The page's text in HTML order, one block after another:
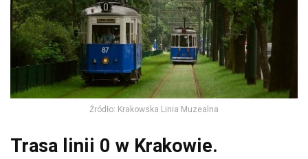
Źródło: Krakowska Linia Muzealna
Trasa linii 0 w Krakowie.